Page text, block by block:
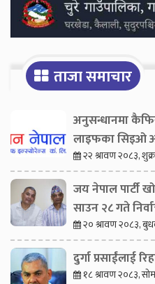
ताजा समाचार
अनुसन्धानमा
लाइफका सिइओ
२२ श्रावण २०८३,
जय नेपाल पार्टी
साउन २८ गते
२० श्रावण २०८३,
दुर्गा प्रसाईंलाई
१८ श्रावण २०८३,